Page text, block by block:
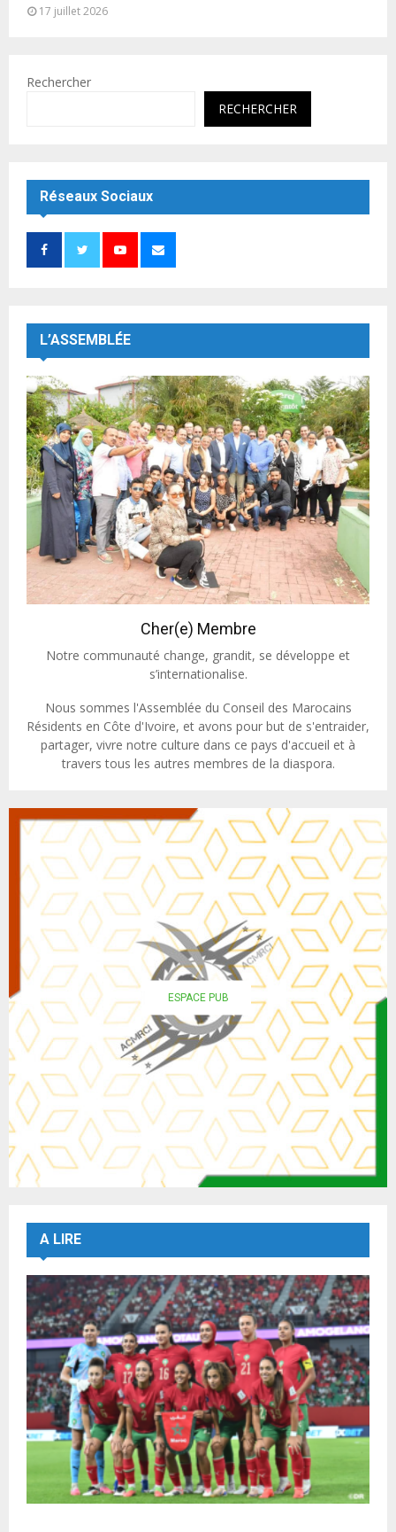
17 juillet 2026
Rechercher
RECHERCHER
Réseaux Sociaux
L’ASSEMBLÉE
Cher(e) Membre
Notre communauté change, grandit, se développe et
s’internationalise.
Nous sommes l'Assemblée du Conseil des Marocains
Résidents en Côte d'Ivoire, et avons pour but de s'entraider,
partager, vivre notre culture dans ce pays d'accueil et à
travers tous les autres membres de la diaspora.
ESPACE PUB
A LIRE